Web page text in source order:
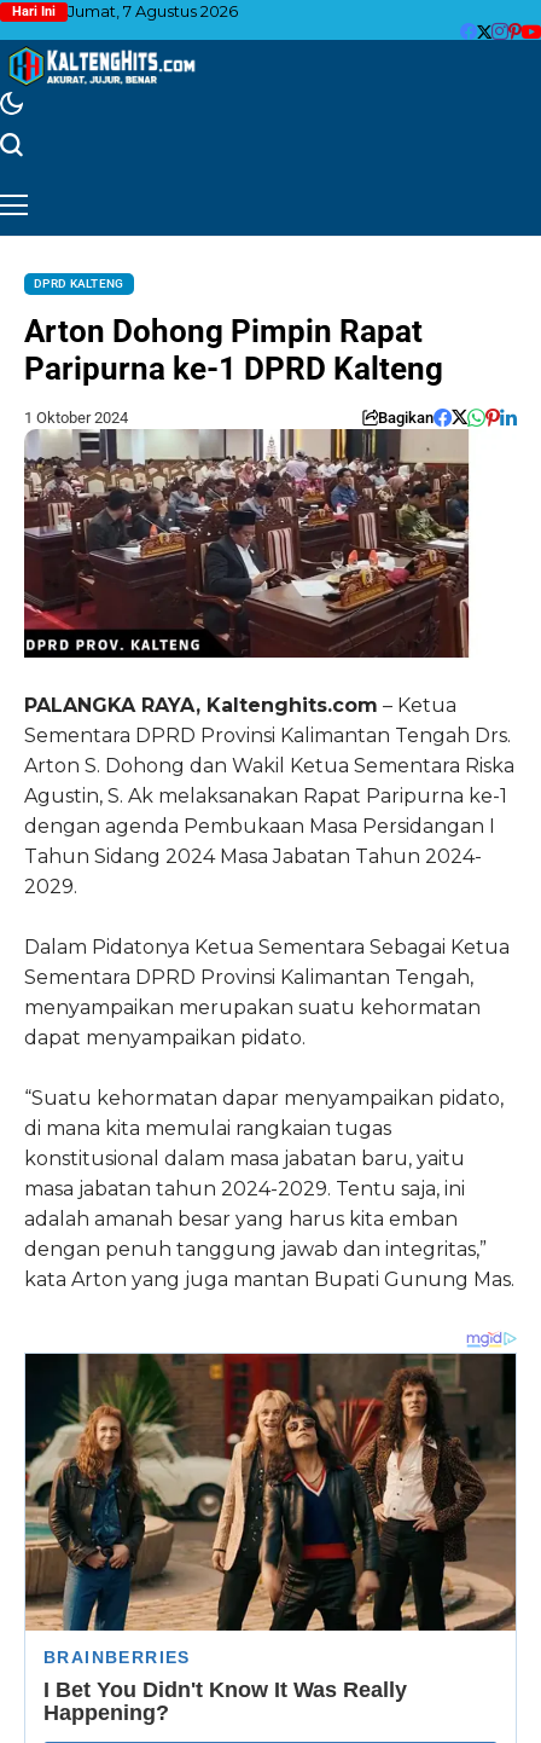
Hari Ini Jumat, 7 Agustus 2026
DPRD KALTENG
Arton Dohong Pimpin Rapat
Paripurna ke-1 DPRD Kalteng
1 Oktober 2024 Bagikan
PALANGKA RAYA, Kaltenghits.com – Ketua
Sementara DPRD Provinsi Kalimantan Tengah Drs.
Arton S. Dohong dan Wakil Ketua Sementara Riska
Agustin, S. Ak melaksanakan Rapat Paripurna ke-1
dengan agenda Pembukaan Masa Persidangan I
Tahun Sidang 2024 Masa Jabatan Tahun 2024-
2029.
Dalam Pidatonya Ketua Sementara Sebagai Ketua
Sementara DPRD Provinsi Kalimantan Tengah,
menyampaikan merupakan suatu kehormatan
dapat menyampaikan pidato.
“Suatu kehormatan dapar menyampaikan pidato,
di mana kita memulai rangkaian tugas
konstitusional dalam masa jabatan baru, yaitu
masa jabatan tahun 2024-2029. Tentu saja, ini
adalah amanah besar yang harus kita emban
dengan penuh tanggung jawab dan integritas,”
kata Arton yang juga mantan Bupati Gunung Mas.